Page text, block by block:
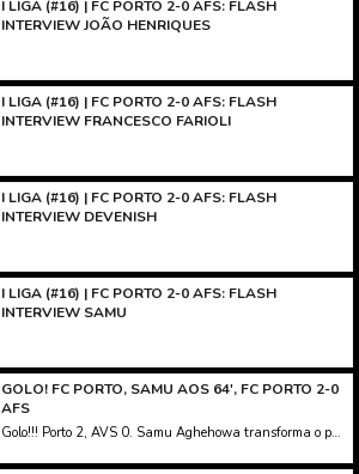
I LIGA (#16) | FC PORTO 2-0 AFS: FLASH
INTERVIEW JOÃO HENRIQUES
I LIGA (#16) | FC PORTO 2-0 AFS: FLASH
INTERVIEW FRANCESCO FARIOLI
I LIGA (#16) | FC PORTO 2-0 AFS: FLASH
INTERVIEW DEVENISH
I LIGA (#16) | FC PORTO 2-0 AFS: FLASH
INTERVIEW SAMU
GOLO! FC PORTO, SAMU AOS 64', FC PORTO 2-0
AFS
Golo!!! Porto 2, AVS 0. Samu Aghehowa transforma o penalty, remate com o pé direito.